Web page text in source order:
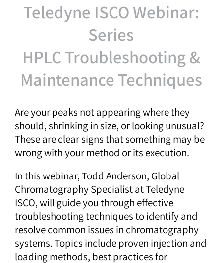
:Teledyne ISCO Webinar
Series
HPLC Troubleshooting &
Maintenance Techniques
Are your peaks not appearing where they
should, shrinking in size, or looking unusual?
These are clear signs that something may be
wrong with your method or its execution.
In this webinar, Todd Anderson, Global
Chromatography Specialist at Teledyne
ISCO, will guide you through effective
troubleshooting techniques to identify and
resolve common issues in chromatography
systems. Topics include proven injection and
loading methods, best practices for